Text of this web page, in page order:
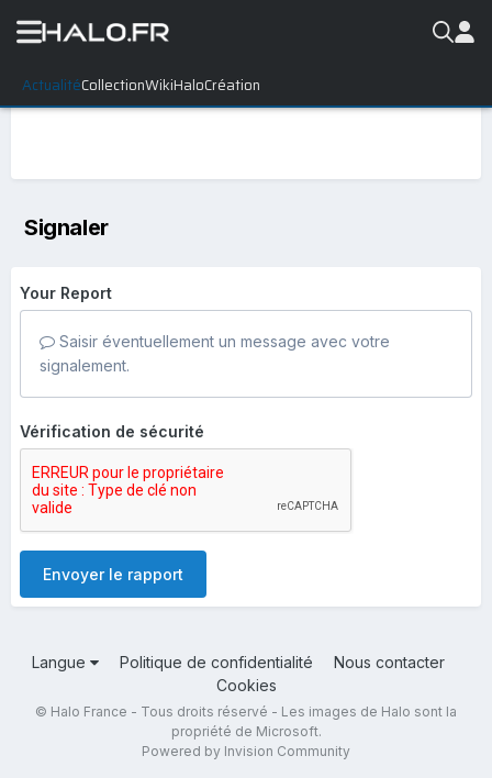
ActualitéCollectionWikiHaloCréation
Signaler
Your Report
Saisir éventuellement un message avec votre
signalement.
Vérification de sécurité
Envoyer le rapport
Langue Politique de confidentialité
Nous contacter
Cookies
© Halo France - Tous droits réservé - Les images de Halo sont la
propriété de Microsoft.
Powered by Invision Community